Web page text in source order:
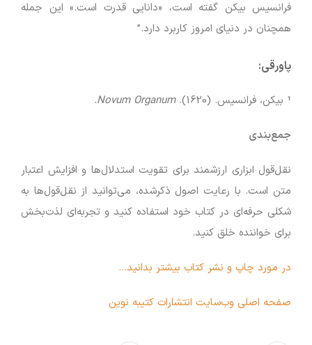
فرانسیس بیکن گفته است، «دانایی قدرت است.» این جمله
همچنان در دنیای امروز کاربرد دارد.”
پاورقی:
¹ بیکن، فرانسیس. (1620). Novum Organum.
جمع‌بندی
نقل‌قول ابزاری ارزشمند برای تقویت استدلال‌ها و افزایش اعتبار
متن است. با رعایت اصول ذکرشده، می‌توانید از نقل‌قول‌ها به
شکلی حرفه‌ای در کتاب خود استفاده کنید و تجربه‌ای لذت‌بخش
برای خواننده خلق کنید.
در مورد چاپ و نشر کتاب بیشتر بدانید…
صفحه اصلی وب‌سایت انتشارات کتیبه نوین